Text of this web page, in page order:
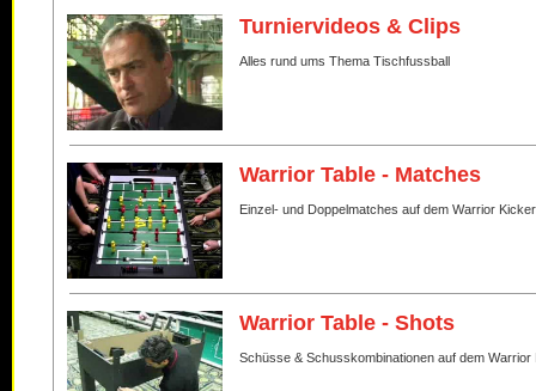
Turniervideos & Clips
Alles rund ums Thema Tischfussball
Warrior Table - Matches
Einzel- und Doppelmatches auf dem Warrior Kicker
Warrior Table - Shots
Schüsse & Schusskombinationen auf dem Warrior